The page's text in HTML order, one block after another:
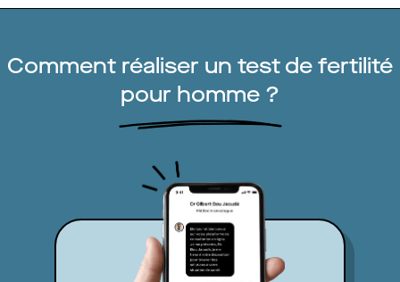
Comment réaliser un test de fertilité
pour homme ?